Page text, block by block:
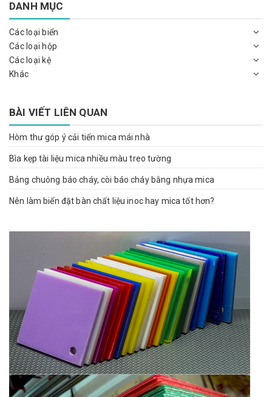
DANH MỤC
Các loại biển
Các loại hộp
Các loại kệ
Khác
BÀI VIẾT LIÊN QUAN
Hòm thư góp ý cải tiến mica mái nhà
Bìa kẹp tài liệu mica nhiều màu treo tường
Bảng chuông báo cháy, còi báo cháy bằng nhựa mica
Nên làm biển đặt bàn chất liệu inoc hay mica tốt hơn?